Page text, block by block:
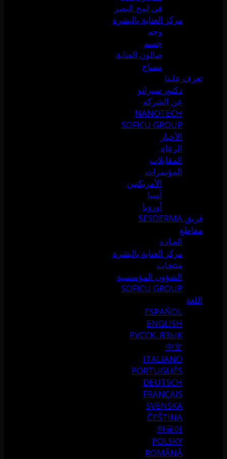
في لمح البصر
مركز العناية بالبشرة
وجه
جسم
صالون العناية
مساج
تعرف علينا
دكتور سيرانو
عن الشركة
NANOTECH
SOFICU GROUP
الأخبار
الرعاة
المقابلات
المؤتمرات
الأمريكتين
آسيا
أوروبا
فريق SESDERMA
مقاطع
العيادة
مركز العناية بالبشرة
منتجات
الشؤون المؤسسية
SOFICU GROUP
اللغة
ESPAÑOL
ENGLISH
РУССК. ЯЗЫК
中文
ITALIANO
PORTUGUÉS
DEUTSCH
FRANÇAIS
SVENSKA
ČEŠTINA
한국어
POLSKY
ROMÂNĂ